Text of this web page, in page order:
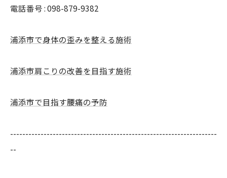
電話番号 : 098-879-9382
浦添市で身体の歪みを整える施術
浦添市肩こりの改善を目指す施術
浦添市で目指す腰痛の予防
--------------------------------------------------------------------
--